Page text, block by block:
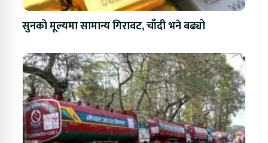
सुनको मूल्यमा सामान्य गिरावट, चाँदी भने बढ्यो